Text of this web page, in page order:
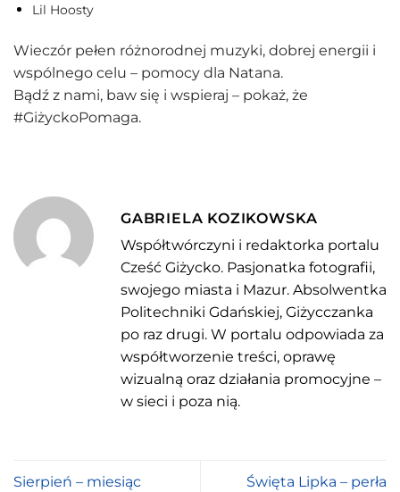
Lil Hoosty
Wieczór pełen różnorodnej muzyki, dobrej energii i
wspólnego celu – pomocy dla Natana.
Bądź z nami, baw się i wspieraj – pokaż, że
#GiżyckoPomaga.
GABRIELA KOZIKOWSKA
Współtwórczyni i redaktorka portalu
Cześć Giżycko. Pasjonatka fotografii,
swojego miasta i Mazur. Absolwentka
Politechniki Gdańskiej, Giżycczanka
po raz drugi. W portalu odpowiada za
współtworzenie treści, oprawę
wizualną oraz działania promocyjne –
w sieci i poza nią.
Sierpień – miesiąc
Święta Lipka – perła